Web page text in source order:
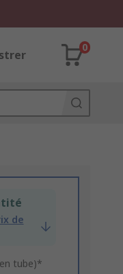
0
de
tube)*